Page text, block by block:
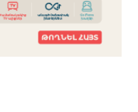
10 days ago
Startup Summit:
Solution